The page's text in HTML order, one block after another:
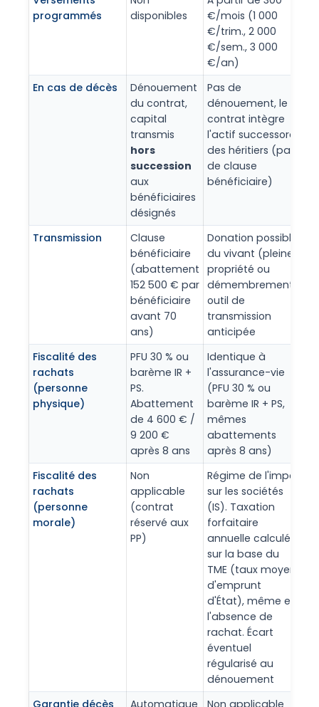
programmés
disponibles
€/mois (1 000
€/trim., 2 000
€/sem., 3 000
€/an)
En cas de décès
Dénouement
du contrat,
capital
transmis
hors
succession
aux
bénéficiaires
désignés
Pas de
dénouement, le
contrat intègre
l'actif successoral
des héritiers (pas
de clause
bénéficiaire)
Transmission
Clause
bénéficiaire
(abattement
152 500 € par
bénéficiaire
avant 70
ans)
Donation possible
du vivant (pleine
propriété ou
démembrement),
outil de
transmission
anticipée
Fiscalité des
rachats
(personne
physique)
PFU 30 % ou
barème IR +
PS.
Abattement
de 4 600 € /
9 200 €
après 8 ans
Identique à
l'assurance-vie
(PFU 30 % ou
barème IR + PS,
mêmes
abattements
après 8 ans)
Fiscalité des
rachats
(personne
morale)
Non
applicable
(contrat
réservé aux
PP)
Régime de l'impôt
sur les sociétés
(IS). Taxation
forfaitaire
annuelle calculée
sur la base du
TME (taux moyen
d'emprunt
d'État), même en
l'absence de
rachat. Écart
éventuel
régularisé au
dénouement
Garantie décès
Automatique
Non applicable